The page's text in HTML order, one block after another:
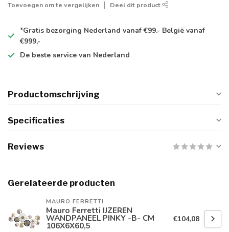
Toevoegen om te vergelijken Deel dit product
*Gratis bezorging Nederland vanaf €99.- België vanaf
€999,-
De beste service van Nederland
Productomschrijving
Specificaties
Reviews
Gerelateerde producten
MAURO FERRETTI
Mauro Ferretti IJZEREN
WANDPANEEL PINKY -B- CM
106X6X60,5
€104,08